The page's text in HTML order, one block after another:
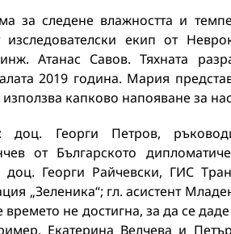
за следене влажността и
екип от
Атанас Савов. Тяхната
2019 година. Мария
капково напояване за
Георги Петров,
от Българското
Георги Райчевски, ГИС
„Зеленика“; гл. асистент
не достигна, за да се
Екатерина Велчева и